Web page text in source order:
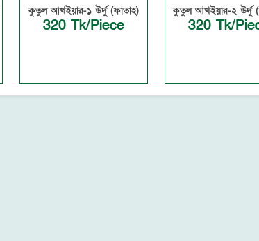
কুতুল আখইয়ার-১ উর্দু (ফাতাহ)
320 Tk/Piece
কুতুল আখইয়ার-২ উর্দু
320 Tk/